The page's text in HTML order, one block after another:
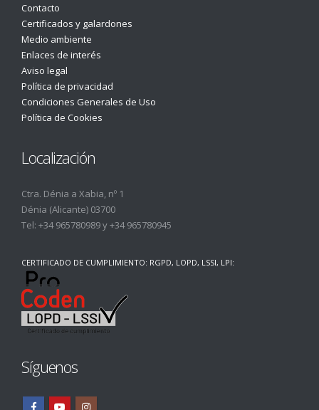
Contacto
Certificados y galardones
Medio ambiente
Enlaces de interés
Aviso legal
Política de privacidad
Condiciones Generales de Uso
Política de Cookies
Localización
Ctra. Dénia a Xabia, nº 1
Dénia (Alicante) 03700
Tel: +34 965780989y+34 965780945
CERTIFICADO DE CUMPLIMIENTO: RGPD, LOPD, LSSI, LPI:
Síguenos